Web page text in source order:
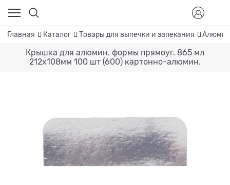
Главная Каталог Товары для выпечки и запекания
Крышка для алюмин. формы прямоуг. 865 мл
212х108мм 100 шт (600) картонно-алюмин.